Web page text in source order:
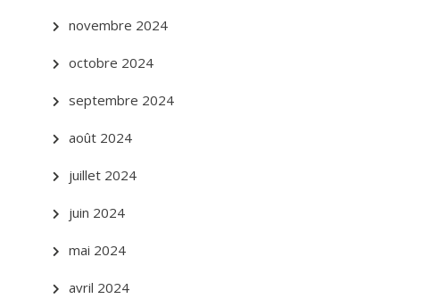
novembre 2024
octobre 2024
septembre 2024
août 2024
juillet 2024
juin 2024
mai 2024
avril 2024